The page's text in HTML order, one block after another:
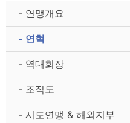
- 연맹개요
- 연혁
- 역대회장
- 조직도
- 시도연맹 & 해외지부